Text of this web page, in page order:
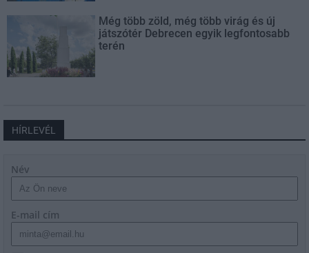
Még több zöld, még több virág és új
játszótér Debrecen egyik legfontosabb
terén
HÍRLEVÉL
Név
E-mail cím